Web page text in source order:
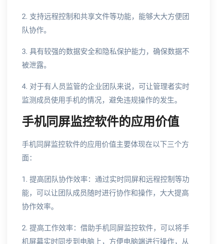
2. 支持远程控制和共享文件等功能，能够大大方便团
队协作。
3. 具有较强的数据安全和隐私保护能力，确保数据不
被泄露。
4. 对于有人员监管的企业团队来说，可让管理者实时
监测成员使用手机的情况，避免违规操作的发生。
手机同屏监控软件的应用价值
手机同屏监控软件的应用价值主要体现在以下三个方
面：
1. 提高团队协作效率：通过实时同屏和远程控制等功
能，可以让团队成员随时进行协作和操作，大大提高
协作效率。
2. 提高工作效率：借助手机同屏监控软件，可以将手
机屏幕实时同步到电脑上，方便电脑端进行操作，从